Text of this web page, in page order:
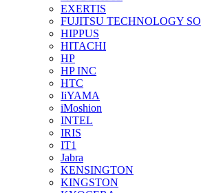
EXERTIS
FUJITSU TECHNOLOGY
HIPPUS
HITACHI
HP
HP INC
HTC
IiYAMA
iMoshion
INTEL
IRIS
IT1
Jabra
KENSINGTON
KINGSTON